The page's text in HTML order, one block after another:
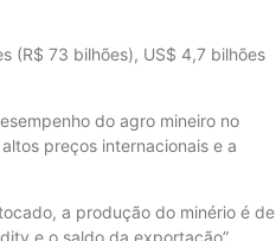
(R$ 73 bilhões), US$ 4,7 bilhões
do agro mineiro no
preços internacionais e a
a produção do minério é de